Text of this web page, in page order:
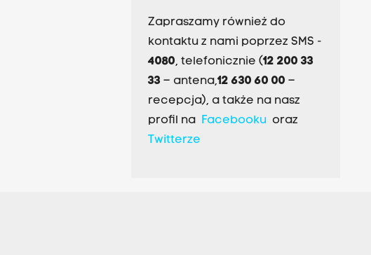
Zapraszamy również do
kontaktu z nami poprzez SMS -
4080, telefonicznie (12 200 33
33– antena,12 630 60 00 –
recepcja), a także na nasz
profil na Facebookuoraz
Twitterze